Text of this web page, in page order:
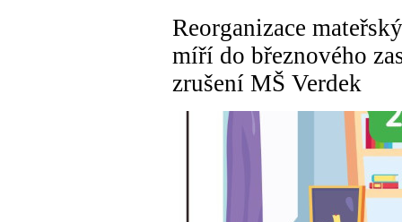
Reorganizace
míří do březnového
zrušení MŠ Verdek